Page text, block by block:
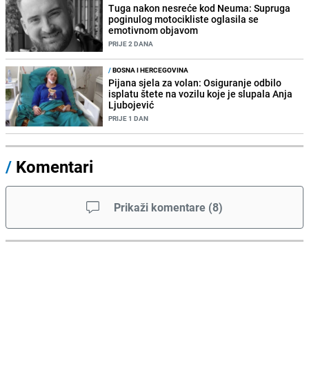
Tuga nakon nesreće kod Neuma: Supruga
poginulog motocikliste oglasila se
emotivnom objavom
PRIJE 2 DANA
/BOSNA I HERCEGOVINA
Pijana sjela za volan: Osiguranje odbilo
isplatu štete na vozilu koje je slupala Anja
Ljubojević
PRIJE 1 DAN
/ Komentari
Prikaži komentare (8)